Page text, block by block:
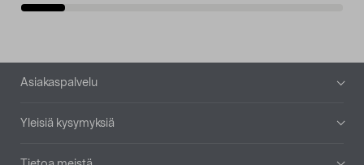
Alatunniste
Asiakaspalvelu
Yleisiä kysymyksiä